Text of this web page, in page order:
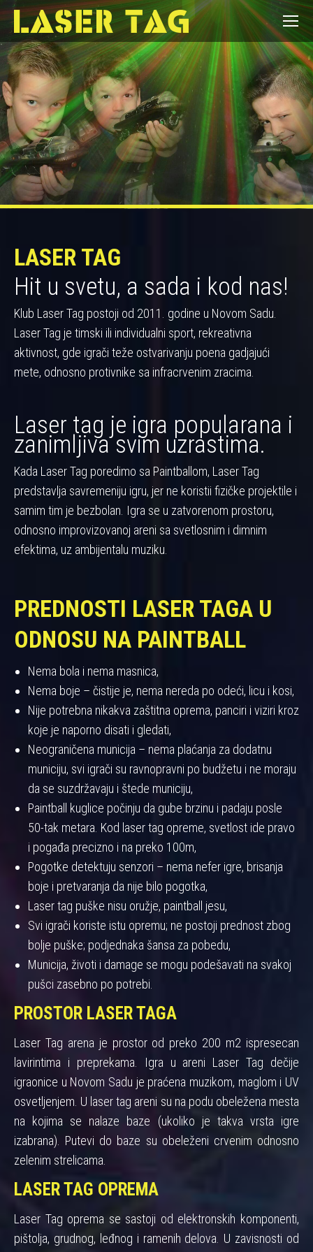
LASER TAG
Hit u svetu, a sada i kod nas!
Klub Laser Tag postoji od 2011. godine u Novom Sadu.
Laser Tag je timski ili individualni sport, rekreativna
aktivnost, gde igrači teže ostvarivanju poena gadjajući
mete, odnosno protivnike sa infracrvenim zracima.
Laser tag je igra popularana i
zanimljiva svim uzrastima.
Kada Laser Tag poredimo sa Paintballom, Laser Tag
predstavlja savremeniju igru, jer ne koristii fizičke projektile i
samim tim je bezbolan. Igra se u zatvorenom prostoru,
odnosno improvizovanoj areni sa svetlosnim i dimnim
efektima, uz ambijentalu muziku.
PREDNOSTI LASER TAGA U
ODNOSU NA PAINTBALL
Nema bola i nema masnica,
Nema boje – čistije je, nema nereda po odeći, licu i kosi,
Nije potrebna nikakva zaštitna oprema, panciri i viziri kroz
koje je naporno disati i gledati,
Neograničena municija – nema plaćanja za dodatnu
municiju, svi igrači su ravnopravni po budžetu i ne moraju
da se suzdržavaju i štede municiju,
Paintball kuglice počinju da gube brzinu i padaju posle
50-tak metara. Kod laser tag opreme, svetlost ide pravo
i pogađa precizno i na preko 100m,
Pogotke detektuju senzori – nema nefer igre, brisanja
boje i pretvaranja da nije bilo pogotka,
Laser tag puške nisu oružje, paintball jesu,
Svi igrači koriste istu opremu; ne postoji prednost zbog
bolje puške; podjednaka šansa za pobedu,
Municija, životi i damage se mogu podešavati na svakoj
pušci zasebno po potrebi.
PROSTOR LASER TAGA
Laser Tag arena je prostor od preko 200 m2 ispresecan
lavirintima i preprekama. Igra u areni Laser Tag dečije
igraonice u Novom Sadu je praćena muzikom, maglom i UV
osvetljenjem. U laser tag areni su na podu obeležena mesta
na kojima se nalaze baze (ukoliko je takva vrsta igre
izabrana). Putevi do baze su obeleženi crvenim odnosno
zelenim strelicama.
LASER TAG OPREMA
Laser Tag oprema se sastoji od elektronskih komponenti,
pištolja, grudnog, leđnog i ramenih delova. U zavisnosti od